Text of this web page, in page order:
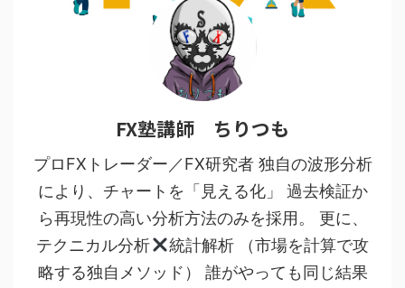
FX塾講師 ちりつも
プロFXトレーダー／FX研究者 独自の波形分析
により、チャートを「見える化」 過去検証か
ら再現性の高い分析方法のみを採用。 更に、
テクニカル分析
統計解析 （市場を計算で攻
略する独自メソッド） 誰がやっても同じ結果